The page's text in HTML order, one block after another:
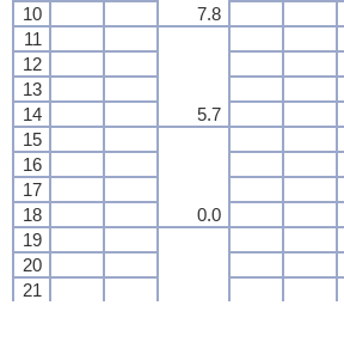
7.8
10
11
5.7
12
13
14
15
0.0
16
17
18
19
20
21
7.8
10
11
5.7
12
13
14
15
0.0
16
17
18
19
20
21
7.8
10
11
5.7
12
13
14
15
0.0
16
17
18
19
20
21
7.8
10
11
5.7
12
13
14
15
0.0
16
17
18
19
20
21